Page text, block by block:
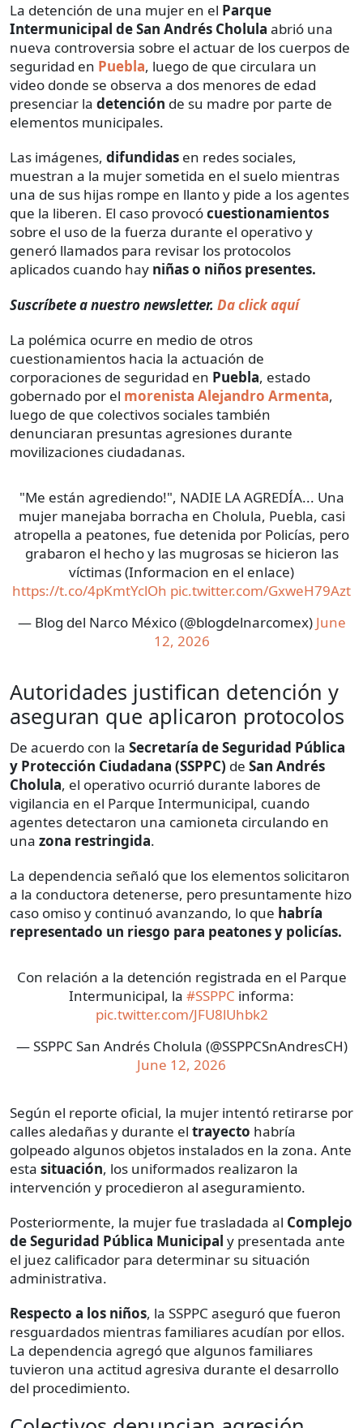
La detención de una mujer en el Parque
Intermunicipal de San Andrés Cholula abrió una
nueva controversia sobre el actuar de los cuerpos de
seguridad en Puebla, luego de que circulara un
video donde se observa a dos menores de edad
presenciar la detención de su madre por parte de
elementos municipales.
Las imágenes, difundidas en redes sociales,
muestran a la mujer sometida en el suelo mientras
una de sus hijas rompe en llanto y pide a los agentes
que la liberen. El caso provocócuestionamientos
sobre el uso de la fuerza durante el operativo y
generó llamados para revisar los protocolos
aplicados cuando hay niñas o niños presentes.
Suscríbete a nuestro newsletter. Da click aquí
La polémica ocurre en medio de otros
cuestionamientos hacia la actuación de
corporaciones de seguridad en Puebla, estado
gobernado por el morenista Alejandro Armenta,
luego de que colectivos sociales también
denunciaran presuntas agresiones durante
movilizaciones ciudadanas.
"Me están agrediendo!", NADIE LA AGREDÍA... Una
mujer manejaba borracha en Cholula, Puebla, casi
atropella a peatones, fue detenida por Policías, pero
grabaron el hecho y las mugrosas se hicieron las
víctimas (Informacion en el enlace)
https://t.co/4pKmtYclOh pic.twitter.com/GxweH79Azt
— Blog del Narco México (@blogdelnarcomex) June
12, 2026
Autoridades justifican detención y
aseguran que aplicaron protocolos
De acuerdo con la Secretaría de Seguridad Pública
y Protección Ciudadana (SSPPC) de San Andrés
Cholula, el operativo ocurrió durante labores de
vigilancia en el Parque Intermunicipal, cuando
agentes detectaron una camioneta circulando en
una zona restringida.
La dependencia señaló que los elementos solicitaron
a la conductora detenerse, pero presuntamente hizo
caso omiso y continuó avanzando, lo que habría
representado un riesgo para peatones y policías.
Con relación a la detención registrada en el Parque
Intermunicipal, la #SSPPC informa:
pic.twitter.com/JFU8lUhbk2
— SSPPC San Andrés Cholula (@SSPPCSnAndresCH)
June 12, 2026
Según el reporte oficial, la mujer intentó retirarse por
calles aledañas y durante el trayecto habría
golpeado algunos objetos instalados en la zona. Ante
esta situación, los uniformados realizaron la
intervención y procedieron al aseguramiento.
Posteriormente, la mujer fue trasladada al Complejo
de Seguridad Pública Municipal y presentada ante
el juez calificador para determinar su situación
administrativa.
Respecto a los niños, la SSPPC aseguró que fueron
resguardados mientras familiares acudían por ellos.
La dependencia agregó que algunos familiares
tuvieron una actitud agresiva durante el desarrollo
del procedimiento.